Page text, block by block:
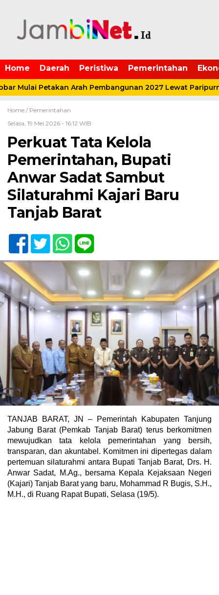
Home Daerah Peristiwa Pemerintahan
Mulai Petakan Arah Pembangunan 2027 Lewat Paripurna
Home / Pemerintahan
Selasa, 19 Mei 2026 - 16:12 WIB
Perkuat Tata Kelola
Pemerintahan, Bupati
Anwar Sadat Sambut
Silaturahmi Kajari Baru
Tanjab Barat
TANJAB BARAT, JN – Pemerintah Kabupaten Tanjung
Jabung Barat (Pemkab Tanjab Barat) terus berkomitmen
mewujudkan tata kelola pemerintahan yang bersih,
transparan, dan akuntabel. Komitmen ini dipertegas dalam
pertemuan silaturahmi antara Bupati Tanjab Barat, Drs. H.
Anwar Sadat, M.Ag., bersama Kepala Kejaksaan Negeri
(Kajari) Tanjab Barat yang baru, Mohammad R Bugis, S.H.,
M.H., di Ruang Rapat Bupati, Selasa (19/5).